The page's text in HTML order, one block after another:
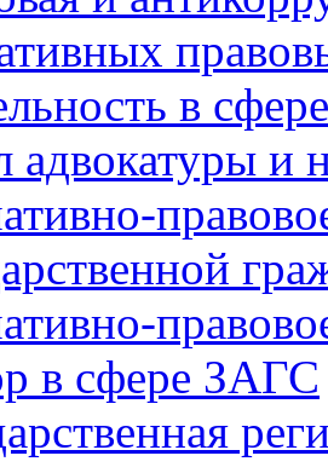
в
адвокатуры и
в сфере ЗАГС